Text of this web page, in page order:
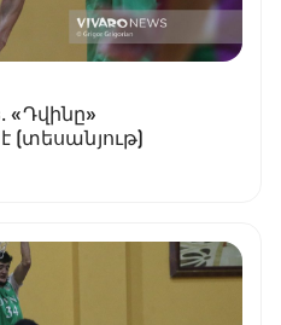
«Դվինը»
(տեսանյութ)